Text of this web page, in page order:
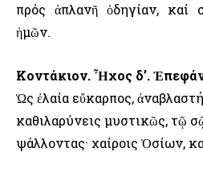
πρός ἀπλανῆ ὁδηγίαν,
ἡμῶν.
Κοντάκιον. Ἦχος δ’.
Ὡς ἐλαία εὔκαρπος,
καθιλαρύνεις μυστικῶς, τῷ
ψάλλοντας· χαίροις Ὁσίων,